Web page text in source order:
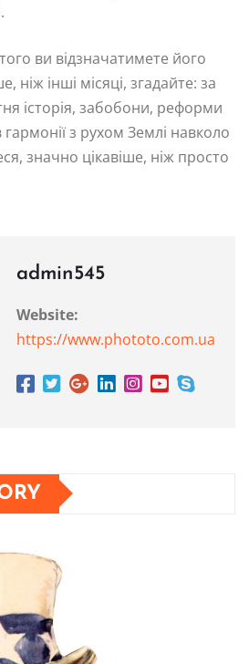
ви відзначатимете його
ніж інші місяці, згадайте: за
історія, забобони, реформи
з рухом Землі навколо
значно цікавіше, ніж просто
admin545
Website:
https://www.phototo.com.ua